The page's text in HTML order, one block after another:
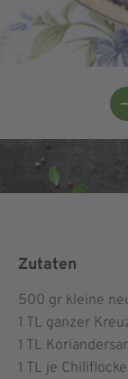
Zutaten
500 gr kleine
1 TL ganzer
1 TL
1 TL je